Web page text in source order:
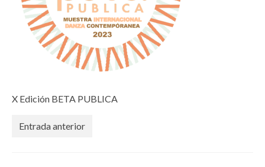
X Edición BETA PUBLICA
Entrada anterior